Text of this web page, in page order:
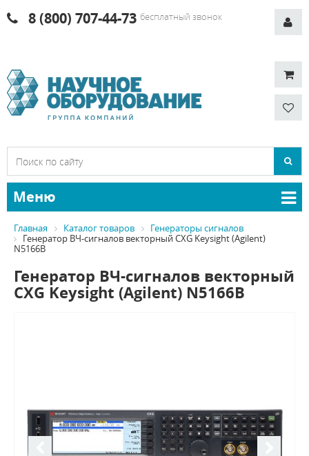
8 (800) 707-44-73 бесплатный звонок
Меню
Главная Каталог товаров
Генераторы сигналов
Генератор ВЧ-сигналов векторный CXG Keysight (Agilent)
N5166B
Генератор ВЧ-сигналов векторный
CXG Keysight (Agilent) N5166B